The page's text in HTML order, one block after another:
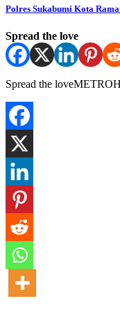
Polres Sukabumi Kota
Spread the love
Spread the